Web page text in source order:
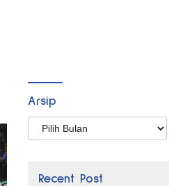
Arsip
Arsip
Recent Post